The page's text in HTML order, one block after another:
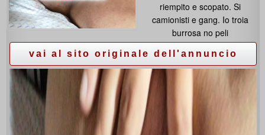
riempito e scopato. Si
camionisti e gang. Io troia
burrosa no peli